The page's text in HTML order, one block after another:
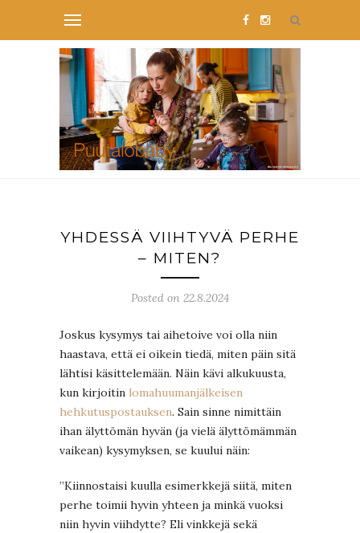
YHDESSÄ VIIHTYVÄ PERHE
– MITEN?
Posted on 22.8.2024
Joskus kysymys tai aihetoive voi olla niin
haastava, että ei oikein tiedä, miten päin sitä
lähtisi käsittelemään. Näin kävi alkukuusta,
kun kirjoitin lomahuumanjälkeisen
hehkutuspostauksen. Sain sinne nimittäin
ihan älyttömän hyvän (ja vielä älyttömämmän
vaikean) kysymyksen, se kuului näin:
”Kiinnostaisi kuulla esimerkkejä siitä, miten
perhe toimii hyvin yhteen ja minkä vuoksi
niin hyvin viihdytte? Eli vinkkejä sekä